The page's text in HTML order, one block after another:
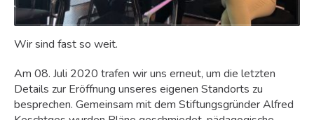
Wir sind fast so weit.
Am 08. Juli 2020 trafen wir uns erneut, um die letzten
Details zur Eröffnung unseres eigenen Standorts zu
besprechen. Gemeinsam mit dem Stiftungsgründer Alfred